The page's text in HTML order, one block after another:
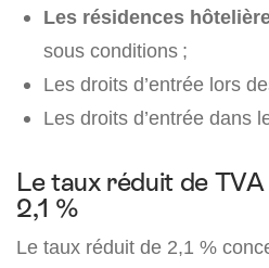
Les résidences
sous conditions ;
Les droits d’entrée lors
Les droits d’entrée dans
Le taux réduit de
2,1 %
Le taux réduit de 2,1 %